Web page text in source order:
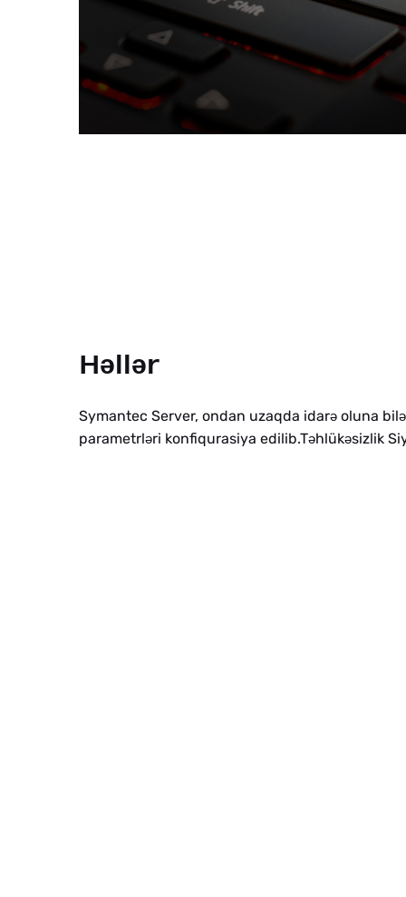
Həllər
Symantec Server, ondan uzaqda idarə oluna bilə
parametrləri konfiqurasiya edilib.Təhlükəsizlik